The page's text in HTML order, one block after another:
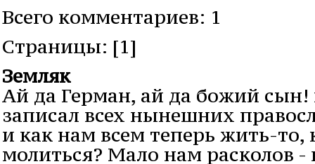
Всего комментариев: 1
Cтраницы: [1]
Земляк
Ай да Герман, ай да божий сын!
записал всех нынешних
и как нам всем теперь жить-то,
молиться? Мало нам расколов -